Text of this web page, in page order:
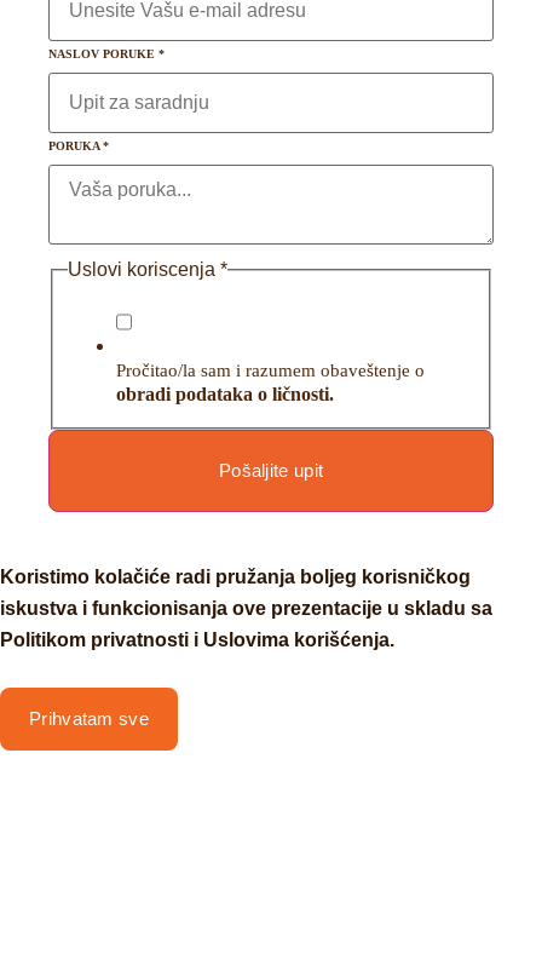
NASLOV PORUKE *
PORUKA*
Uslovi koriscenja *
Pročitao/la sam i razumem obaveštenje o
obradi podataka o ličnosti.
Pošaljite upit
Koristimo kolačiće radi pružanja boljeg korisničkog
iskustva i funkcionisanja ove prezentacije u skladu sa
Politikom privatnosti i Uslovima korišćenja.
Prihvatam sve